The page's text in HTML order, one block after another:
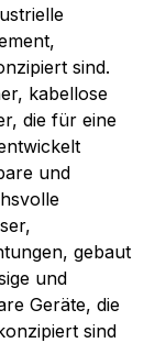
sind.
kabellose
die für eine
und
gebaut
und
Geräte, die
sind